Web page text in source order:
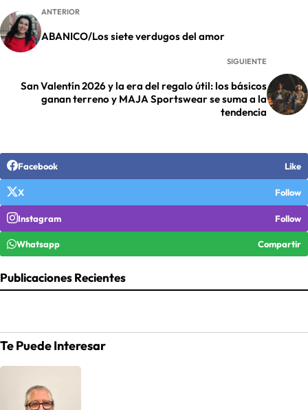
ANTERIOR
ABANICO/Los siete verdugos del amor
SIGUIENTE
San Valentín 2026 y la era del regalo útil: los básicos
ganan terreno y MAJA Sportswear se suma a la
tendencia
Facebook Like
X Follow
Instagram Follow
Whatsapp Compartir
Publicaciones Recientes
Te Puede Interesar